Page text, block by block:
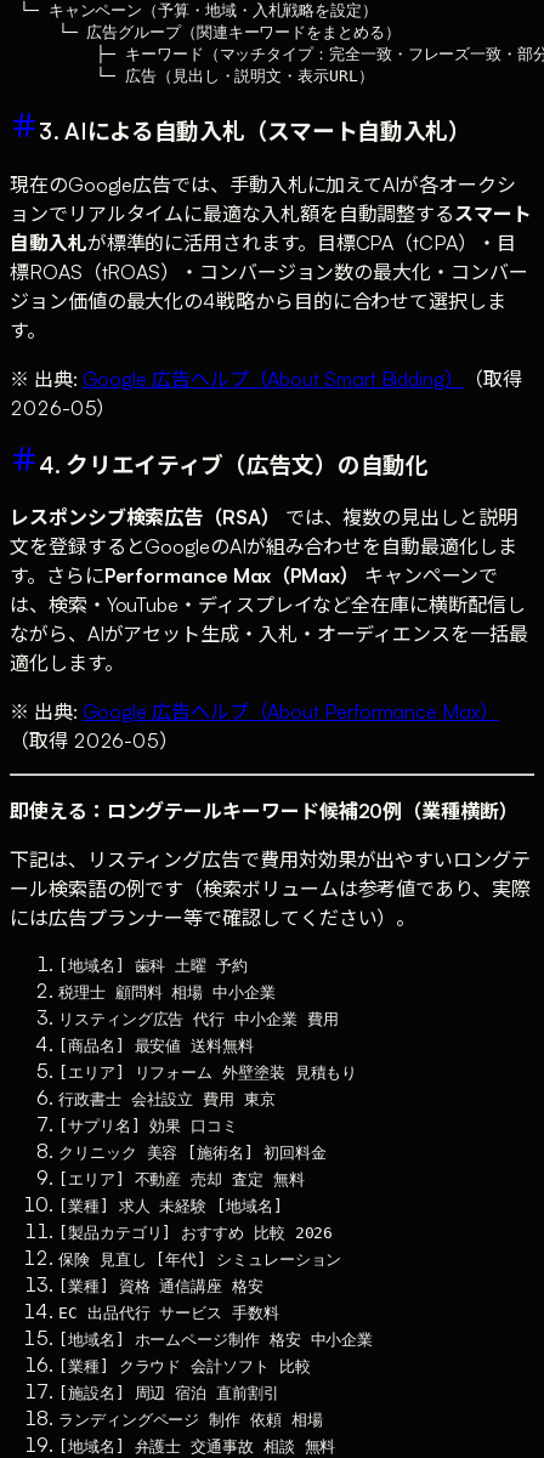
└─ キャンペーン（予算・地域・入札戦略を設定）
     └─ 広告グループ（関連キーワードをまとめる）
├─ キーワード（マッチタイプ：完全一致・フレーズ一致・部
3. AIによる自動入札（スマート自動入札）
現在のGoogle広告では、手動入札に加えてAIが各オークシ
ョンでリアルタイムに最適な入札額を自動調整するスマート
自動入札が標準的に活用されます。目標CPA（tCPA）・目
標ROAS（tROAS）・コンバージョン数の最大化・コンバー
ジョン価値の最大化の4戦略から目的に合わせて選択しま
す。
※ 出典: Google 広告ヘルプ（About Smart Bidding）
（取得
2026-05）
4. クリエイティブ（広告文）の自動化
レスポンシブ検索広告（RSA）
では、複数の見出しと説明
文を登録するとGoogleのAIが組み合わせを自動最適化しま
す。さらにPerformance Max（PMax）
キャンペーンで
は、検索・YouTube・ディスプレイなど全在庫に横断配信し
ながら、AIがアセット生成・入札・オーディエンスを一括最
適化します。
※ 出典: Google 広告ヘルプ（About Performance Max）
（取得 2026-05）
即使える：ロングテールキーワード候補20例（業種横断）
下記は、リスティング広告で費用対効果が出やすいロングテ
ール検索語の例です（検索ボリュームは参考値であり、実際
には広告プランナー等で確認してください）。
[地域名] 歯科 土曜 予約
税理士 顧問料 相場 中小企業
リスティング広告 代行 中小企業 費用
[商品名] 最安値 送料無料
[エリア] リフォーム 外壁塗装 見積もり
行政書士 会社設立 費用 東京
[サプリ名] 効果 口コミ
クリニック 美容 [施術名] 初回料金
[エリア] 不動産 売却 査定 無料
[業種] 求人 未経験 [地域名]
[製品カテゴリ] おすすめ 比較 2026
保険 見直し [年代] シミュレーション
[業種] 資格 通信講座 格安
EC 出品代行 サービス 手数料
[地域名] ホームページ制作 格安 中小企業
[業種] クラウド 会計ソフト 比較
[施設名] 周辺 宿泊 直前割引
ランディングページ 制作 依頼 相場
[地域名] 弁護士 交通事故 相談 無料